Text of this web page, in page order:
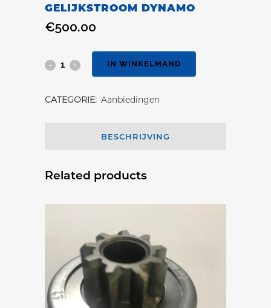
GELIJKSTROOM DYNAMO
€500.00
IN WINKELMAND
CATEGORIE: Aanbiedingen
BESCHRIJVING
Related products